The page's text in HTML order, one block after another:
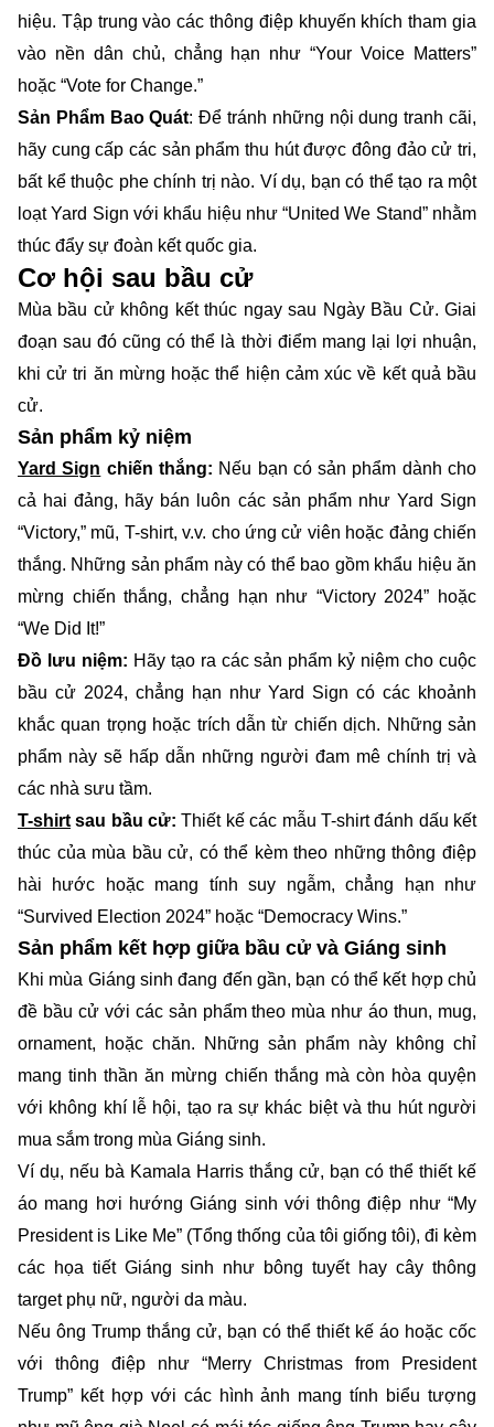
hiệu. Tập trung vào các thông điệp khuyến khích tham gia
vào nền dân chủ, chẳng hạn như “Your Voice Matters”
hoặc “Vote for Change.”
Sản Phẩm Bao Quát: Để tránh những nội dung tranh cãi,
hãy cung cấp các sản phẩm thu hút được đông đảo cử tri,
bất kể thuộc phe chính trị nào. Ví dụ, bạn có thể tạo ra một
loạt Yard Sign với khẩu hiệu như “United We Stand” nhằm
thúc đẩy sự đoàn kết quốc gia.
Cơ hội sau bầu cử
Mùa bầu cử không kết thúc ngay sau Ngày Bầu Cử. Giai
đoạn sau đó cũng có thể là thời điểm mang lại lợi nhuận,
khi cử tri ăn mừng hoặc thể hiện cảm xúc về kết quả bầu
cử.
Sản phẩm kỷ niệm
Yard Sign chiến thắng: Nếu bạn có sản phẩm dành cho
cả hai đảng, hãy bán luôn các sản phẩm như Yard Sign
“Victory,” mũ, T-shirt, v.v. cho ứng cử viên hoặc đảng chiến
thắng. Những sản phẩm này có thể bao gồm khẩu hiệu ăn
mừng chiến thắng, chẳng hạn như “Victory 2024” hoặc
“We Did It!”
Đồ lưu niệm: Hãy tạo ra các sản phẩm kỷ niệm cho cuộc
bầu cử 2024, chẳng hạn như Yard Sign có các khoảnh
khắc quan trọng hoặc trích dẫn từ chiến dịch. Những sản
phẩm này sẽ hấp dẫn những người đam mê chính trị và
các nhà sưu tầm.
T-shirt sau bầu cử: Thiết kế các mẫu T-shirt đánh dấu kết
thúc của mùa bầu cử, có thể kèm theo những thông điệp
hài hước hoặc mang tính suy ngẫm, chẳng hạn như
“Survived Election 2024” hoặc “Democracy Wins.”
Sản phẩm kết hợp giữa bầu cử và Giáng sinh
Khi mùa Giáng sinh đang đến gần, bạn có thể kết hợp chủ
đề bầu cử với các sản phẩm theo mùa như áo thun, mug,
ornament, hoặc chăn. Những sản phẩm này không chỉ
mang tinh thần ăn mừng chiến thắng mà còn hòa quyện
với không khí lễ hội, tạo ra sự khác biệt và thu hút người
mua sắm trong mùa Giáng sinh.
Ví dụ, nếu bà Kamala Harris thắng cử, bạn có thể thiết kế
áo mang hơi hướng Giáng sinh với thông điệp như “My
President is Like Me” (Tổng thống của tôi giống tôi), đi kèm
các họa tiết Giáng sinh như bông tuyết hay cây thông
target phụ nữ, người da màu.
Nếu ông Trump thắng cử, bạn có thể thiết kế áo hoặc cốc
với thông điệp như “Merry Christmas from President
Trump” kết hợp với các hình ảnh mang tính biểu tượng